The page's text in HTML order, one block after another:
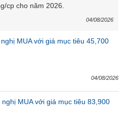
cp cho năm 2026.
04/08/2026
MUA với giá mục tiêu 45,700
04/08/2026
nghị MUA với giá mục tiêu 83,900